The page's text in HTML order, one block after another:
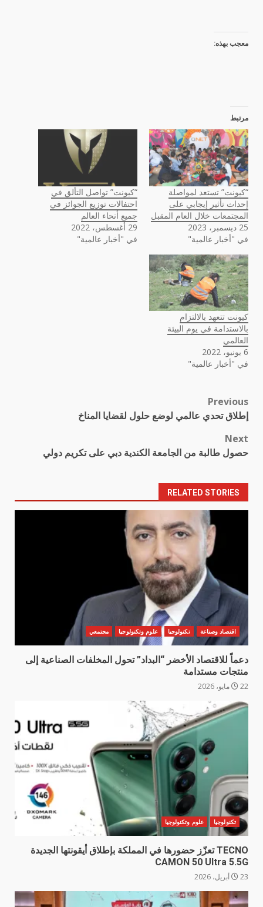
معجب بهذه:
مرتبط
“كيونت” تستعد لمواصلة
إحداث تأثير إيجابي على
المجتمعات خلال العام المقبل
25 ديسمبر، 2023
في "أخبار عالمية"
“كيونت” تواصل التألق في
احتفالات توزيع الجوائز في
جميع أنحاء العالم
29 أغسطس، 2022
في "أخبار عالمية"
كيونت تتعهد بالالتزام
بالاستدامة في يوم البيئة
العالمي
6 يونيو، 2022
في "أخبار عالمية"
Post
navigation
Previous
إطلاق تحدي عالمي لوضع حلول لقضايا المناخ
Next
حصول طالبة من الجامعة الكندية دبي على تكريم دولي
RELATED STORIES
اقتصاد وصناعة تكنولوجيا علوم وتكنولوجيا مجتمعي
دعماً للاقتصاد الأخضر “البداد” تحول المخلفات الصناعية إلى
منتجات مستدامة
22 مايو، 2026
تكنولوجيا علوم وتكنولوجيا
TECNO تعزّز حضورها في المملكة بإطلاق أيقونتها الجديدة
CAMON 50 Ultra 5.5G
23 أبريل، 2026